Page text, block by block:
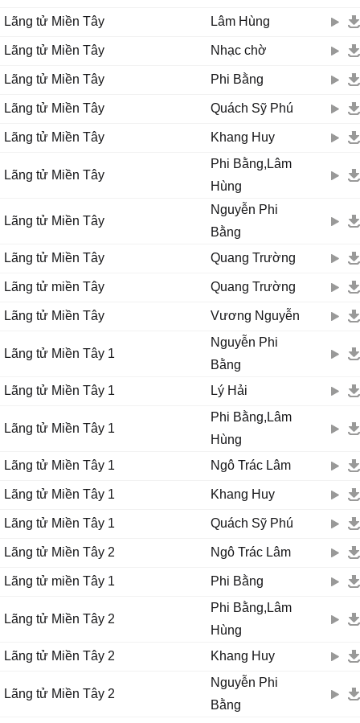
Lãng tử Miền Tây Lâm Hùng
Lãng tử Miền Tây Nhạc chờ
Lãng tử Miền Tây Phi Bằng
Lãng tử Miền Tây Quách Sỹ Phú
Lãng tử Miền Tây Khang Huy
Lãng tử Miền Tây
Phi Bằng,Lâm
Hùng
Lãng tử Miền Tây
Nguyễn Phi
Bằng
Lãng tử Miền Tây
Quang Trường
Lãng tử miền Tây Quang Trường
Lãng tử Miền Tây Vương Nguyễn
Lãng tử Miền Tây 1
Nguyễn Phi
Bằng
Lãng tử Miền Tây 1
Lý Hải
Lãng tử Miền Tây 1
Phi Bằng,Lâm
Hùng
Lãng tử Miền Tây 1
Ngô Trác Lâm
Lãng tử Miền Tây 1 Khang Huy
Lãng tử Miền Tây 1 Quách Sỹ Phú
Lãng tử Miền Tây 2 Ngô Trác Lâm
Lãng tử miền Tây 1 Phi Bằng
Lãng tử Miền Tây 2
Phi Bằng,Lâm
Hùng
Lãng tử Miền Tây 2
Khang Huy
Lãng tử Miền Tây 2
Nguyễn Phi
Bằng